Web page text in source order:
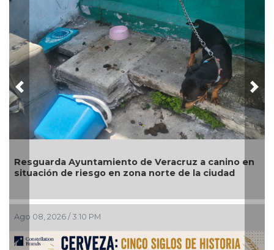
Ayuntamiento de Veracruz a canino en
de riesgo en zona norte de la ciudad
2026 / 3:10 PM
Previous